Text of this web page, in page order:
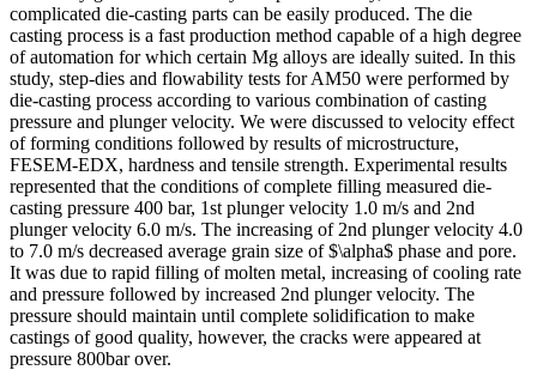
complicated die-casting parts can be easily produced. The die
casting process is a fast production method capable of a high degree
of automation for which certain Mg alloys are ideally suited. In this
study, step-dies and flowability tests for AM50 were performed by
die-casting process according to various combination of casting
pressure and plunger velocity. We were discussed to velocity effect
of forming conditions followed by results of microstructure,
FESEM-EDX, hardness and tensile strength. Experimental results
represented that the conditions of complete filling measured die-
casting pressure 400 bar, 1st plunger velocity 1.0 m/s and 2nd
plunger velocity 6.0 m/s. The increasing of 2nd plunger velocity 4.0
to 7.0 m/s decreased average grain size of $\alpha$ phase and pore.
It was due to rapid filling of molten metal, increasing of cooling rate
and pressure followed by increased 2nd plunger velocity. The
pressure should maintain until complete solidification to make
castings of good quality, however, the cracks were appeared at
pressure 800bar over.